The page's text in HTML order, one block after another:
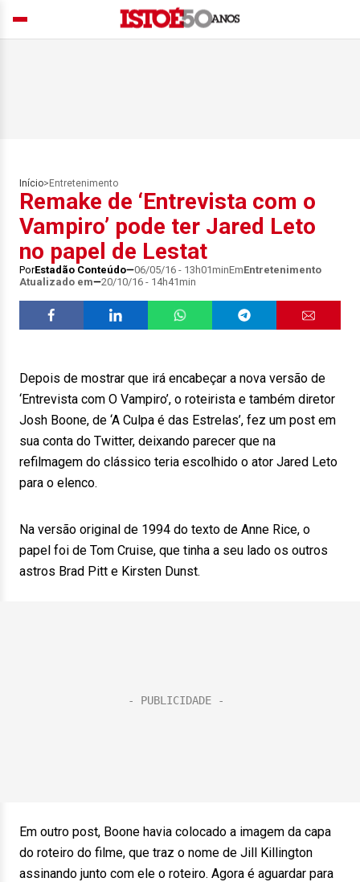
Início> Entretenimento
Remake de ‘Entrevista com o
Vampiro’ pode ter Jared Leto
no papel de Lestat
PorEstadão Conteúdo 06/05/16 - 13h01minEmEntretenimento
Atualizado em
20/10/16 - 14h41min
Depois de mostrar que irá encabeçar a nova versão de
‘Entrevista com O Vampiro’, o roteirista e também diretor
Josh Boone, de ‘A Culpa é das Estrelas’, fez um post em
sua conta do Twitter, deixando parecer que na
refilmagem do clássico teria escolhido o ator Jared Leto
para o elenco.
Na versão original de 1994 do texto de Anne Rice, o
papel foi de Tom Cruise, que tinha a seu lado os outros
astros Brad Pitt e Kirsten Dunst.
Em outro post, Boone havia colocado a imagem da capa
do roteiro do filme, que traz o nome de Jill Killington
assinando junto com ele o roteiro. Agora é aguardar para